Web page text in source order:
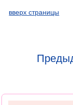
вверх страницы